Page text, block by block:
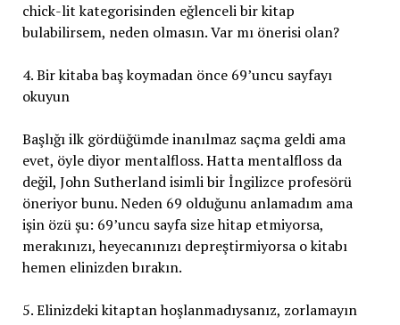
chick-lit kategorisinden eğlenceli bir kitap
bulabilirsem, neden olmasın. Var mı önerisi olan?
4. Bir kitaba baş koymadan önce 69’uncu sayfayı
okuyun
Başlığı ilk gördüğümde inanılmaz saçma geldi ama
evet, öyle diyor mentalfloss. Hatta mentalfloss da
değil, John Sutherland isimli bir İngilizce profesörü
öneriyor bunu. Neden 69 olduğunu anlamadım ama
işin özü şu: 69’uncu sayfa size hitap etmiyorsa,
merakınızı, heyecanınızı depreştirmiyorsa o kitabı
hemen elinizden bırakın.
5. Elinizdeki kitaptan hoşlanmadıysanız, zorlamayın